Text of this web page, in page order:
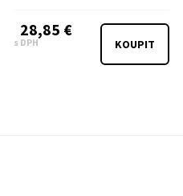
28,85 €
s DPH KOUPIT